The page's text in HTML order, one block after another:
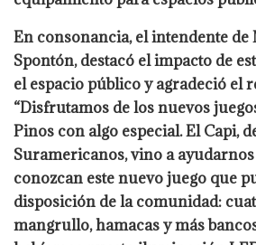
En consonancia, el intendente de
Spontón, destacó el impacto de
el espacio público y agradeció el
“Disfrutamos de los nuevos
Pinos con algo especial. El Capi,
Suramericanos, vino a
conozcan este nuevo juego que
disposición de la comunidad:
mangrullo, hamacas y más